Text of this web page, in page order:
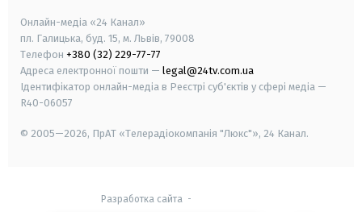
Онлайн-медіа «24 Канал»
пл. Галицька, буд. 15, м. Львів, 79008
Телефон +380 (32) 229-77-77
Адреса електронної пошти — legal@24tv.com.ua
Ідентифікатор онлайн-медіа в Реєстрі суб'єктів у сфері медіа —
R40-06057
© 2005—2026, ПрАТ «Телерадіокомпанія "Люкс"», 24 Канал.
Разработка сайта -